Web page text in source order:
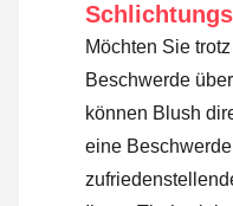
Möchten Sie
Beschwerde
können Blush
eine